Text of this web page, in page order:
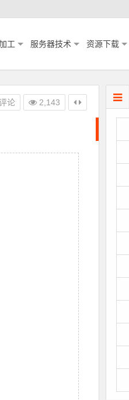
工 服务器技术 资源下载
论 2,143